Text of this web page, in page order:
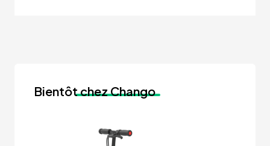
Bientôtchez Chango